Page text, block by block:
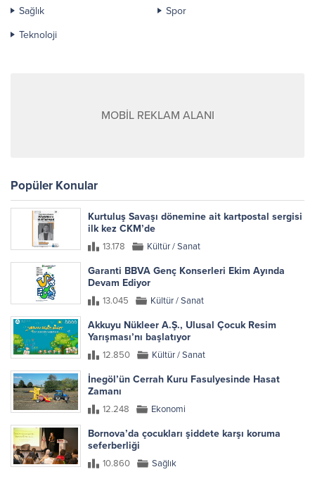
Sağlık
Spor
Teknoloji
MOBİL REKLAM ALANI
Popüler Konular
Kurtuluş Savaşı dönemine ait kartpostal sergisi
ilk kez CKM’de
13.178 Kültür / Sanat
Garanti BBVA Genç Konserleri Ekim Ayında
Devam Ediyor
13.045 Kültür / Sanat
Akkuyu Nükleer A.Ş., Ulusal Çocuk Resim
Yarışması’nı başlatıyor
12.850 Kültür / Sanat
İnegöl’ün Cerrah Kuru Fasulyesinde Hasat
Zamanı
12.248 Ekonomi
Bornova’da çocukları şiddete karşı koruma
seferberliği
10.860 Sağlık